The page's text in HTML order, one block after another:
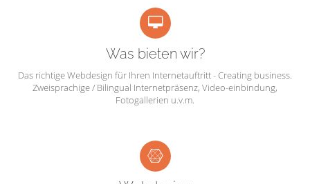
Was bieten wir?
Das richtige Webdesign für Ihren Internetauftritt - Creating business.
Zweisprachige / Bilingual Internetpräsenz, Video-einbindung,
Fotogallerien u.v.m.